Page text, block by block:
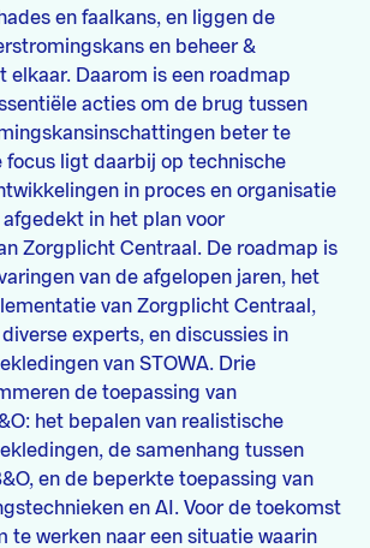
en faalkans, en liggen de
en beheer &
elkaar. Daarom is een roadmap
acties om de brug tussen
beter te
focus ligt daarbij op technische
in proces en organisatie
in het plan voor
Zorgplicht Centraal. De roadmap is
van de afgelopen jaren, het
van Zorgplicht Centraal,
experts, en discussies in
van STOWA. Drie
de toepassing van
het bepalen van realistische
de samenhang tussen
en de beperkte toepassing van
en AI. Voor de toekomst
te werken naar een situatie waarin